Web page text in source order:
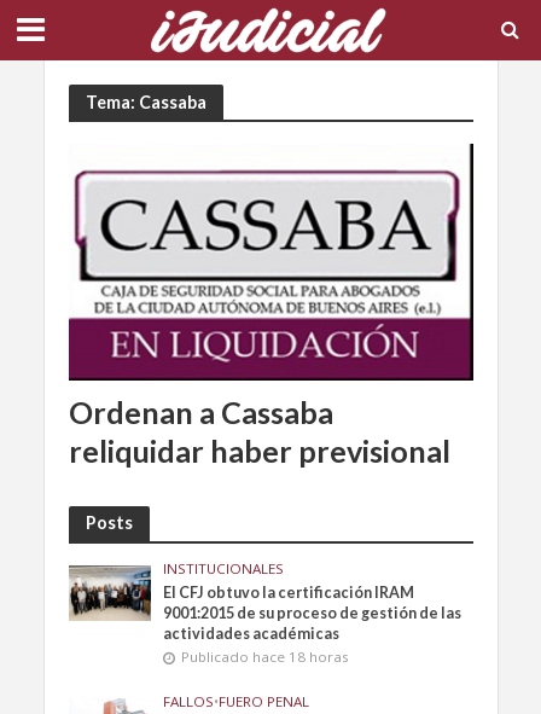
Tema: Cassaba
Ordenan a Cassaba
reliquidar haber previsional
Posts
INSTITUCIONALES
El CFJ obtuvo la certificación IRAM
9001:2015 de su proceso de gestión de las
actividades académicas
Publicado hace 18 horas
FALLOS•FUERO PENAL